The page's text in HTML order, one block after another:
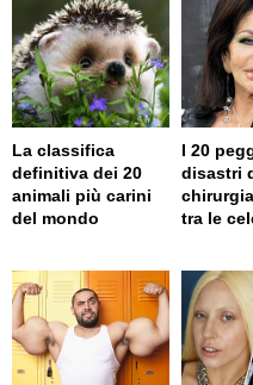
La classifica
definitiva dei 20
animali più carini
del mondo
I 20
disastri
tra le